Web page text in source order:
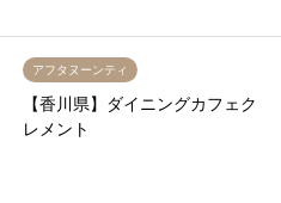
アフタヌーンティ
【香川県】ダイニングカフェク
レメント